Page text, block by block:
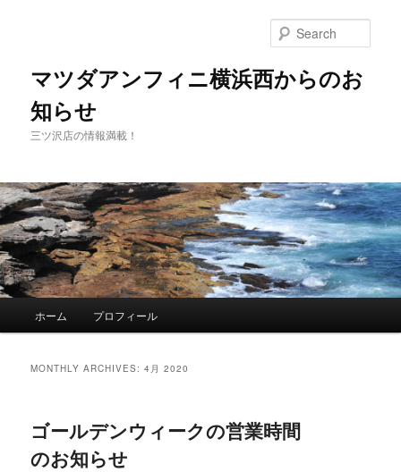
マツダアンフィニ横浜西からのお
知らせ
三ツ沢店の情報満載！
Skip
content
Skip
content
ホーム プロフィール
MONTHLY ARCHIVES:4月 2020
ゴールデンウィークの営業時間
のお知らせ